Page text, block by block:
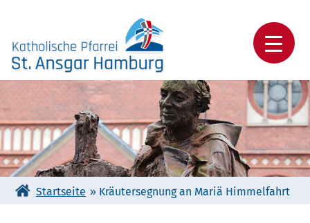
content
Katholische Pfarrei St. Ansgar Hamburg
Startseite » Kräutersegnung an Mariä Himmelfahrt